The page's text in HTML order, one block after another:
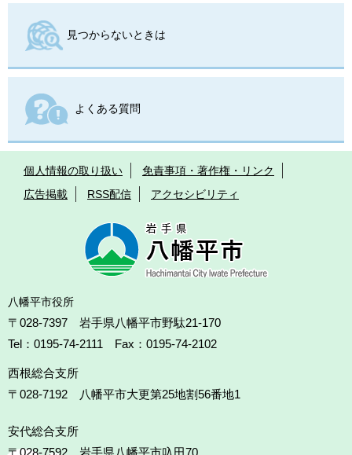
見つからないときは
よくある質問
個人情報の取り扱い
免責事項・著作権・リンク
広告掲載
RSS配信 アクセシビリティ
八幡平市役所
〒028-7397 岩手県八幡平市野駄21-170
Tel：0195-74-2111 Fax：0195-74-2102
西根総合支所
〒028-7192
八幡平市大更第25地割56番地1
安代総合支所
〒028-7592
岩手県八幡平市叺田70